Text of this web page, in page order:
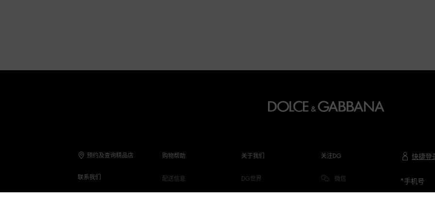
预约及查询精品店
联系我们
购物帮助
配送信息
关于我们
DG世界
关注DG
微信
快捷登
*手机号